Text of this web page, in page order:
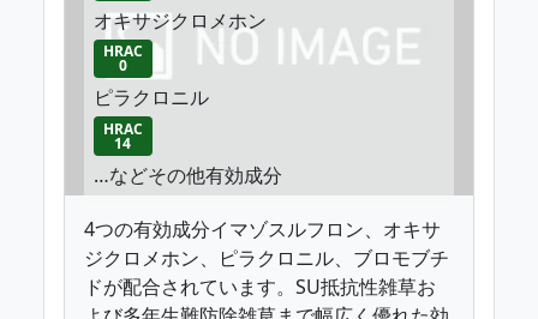
オキサジクロメホン
HRAC
0
ピラクロニル
HRAC
14
…などその他有効成分
4つの有効成分イマゾスルフロン、オキサ
ジクロメホン、ピラクロニル、ブロモブチ
ドが配合されています。SU抵抗性雑草お